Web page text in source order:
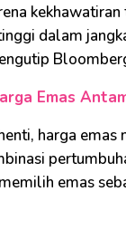
dalam
Emas
harga emas
emas